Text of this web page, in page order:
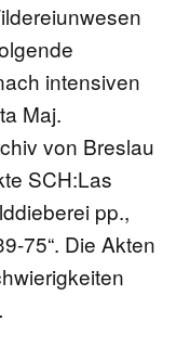
intensiven
Maj.
von Breslau
SCH:Las
pp.,
75“. Die Akten